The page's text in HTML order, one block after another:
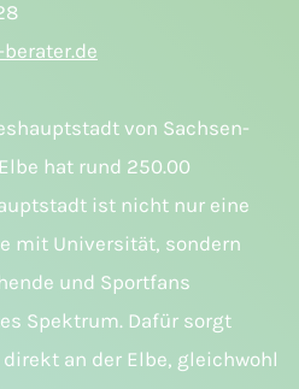
von Sachsen-
hat rund 250.00
ist nicht nur eine
mit Universität, sondern
und Sportfans
Spektrum. Dafür sorgt
an der Elbe, gleichwohl